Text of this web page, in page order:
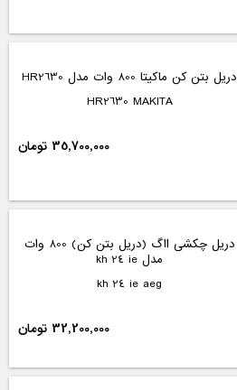
دریل بتن کن ماکیتا 800 وات مدل HR2630
HR2630 MAKITA
35,700,000 تومان
دریل چکشی ااگ (دریل بتن کن) 800 وات
مدل kh 24 ie
kh 24 ie aeg
32,200,000 تومان